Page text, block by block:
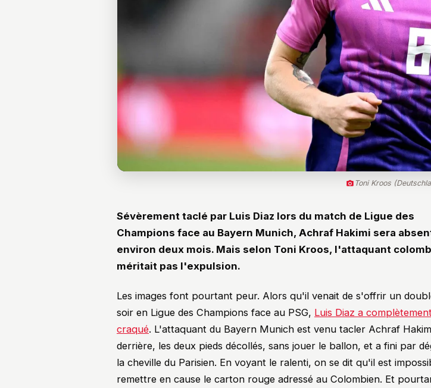
Toni Kroos
Sévèrement taclé par Luis Diaz lors du match de Ligue des
Champions face au Bayern Munich, Achraf Hakimi sera
environ deux mois. Mais selon Toni Kroos, l'attaquant
méritait pas l'expulsion.
Les images font pourtant peur. Alors qu'il venait de s'offrir un
soir en Ligue des Champions face au PSG, Luis Diaz a
craqué. L'attaquant du Bayern Munich est venu tacler Achraf
derrière, les deux pieds décollés, sans jouer le ballon, et a fini par
la cheville du Parisien. En voyant le ralenti, on se dit qu'il est
remettre en cause le carton rouge adressé au Colombien. Et